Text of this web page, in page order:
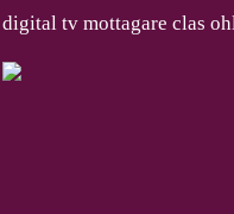
digital tv mottagare clas